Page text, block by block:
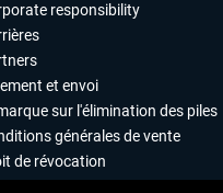
responsibility
et envoi
sur l'élimination des piles
générales de vente
de révocation